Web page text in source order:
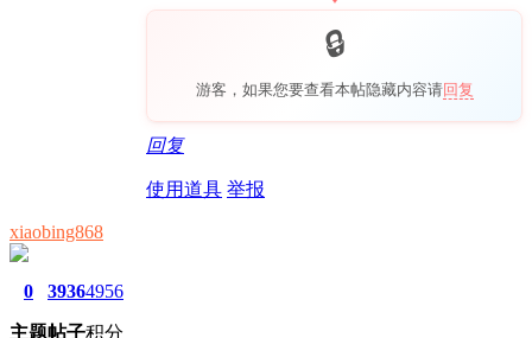
游客，如果您要查看本帖隐藏内容请回复
回复
使用道具 举报
xiaobing868
0
主题
3936
帖子
4956
积分